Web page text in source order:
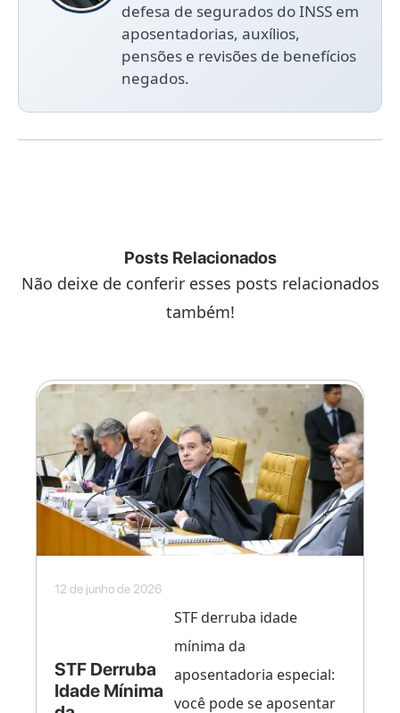
defesa de segurados do INSS em
aposentadorias, auxílios,
pensões e revisões de benefícios
negados.
Posts Relacionados
Não deixe de conferir esses posts relacionados
também!
12 de junho de 2026
STF Derruba
Idade Mínima
STF derruba idade
mínima da
aposentadoria especial:
você pode se aposentar